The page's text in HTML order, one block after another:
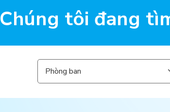
Chúng tôi đang
Phòng ban